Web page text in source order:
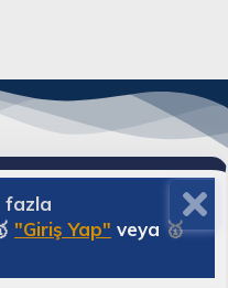
fazla
"Giriş Yap" veya 🥇